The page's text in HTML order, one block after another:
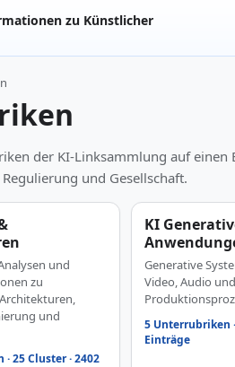
zu Künstlicher
der KI-Linksammlung auf
und Gesellschaft.
und
zu
und
25 Cluster · 2402
KI
Generative
Video, Audio
5 Unterrubriken
Einträge